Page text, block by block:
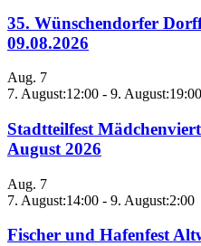
35. Wünschendorfer
09.08.2026
Aug. 7
7. August:12:00 - 9. August:19:00
Stadtteilfest
August 2026
Aug. 7
7. August:14:00 - 9. August:2:00
Fischer und Hafenfest